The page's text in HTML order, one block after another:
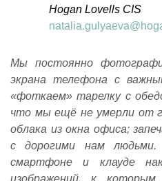
Hogan Lovells CIS
Мы постоянно
экрана телефона с
«фоткаем» тарелку с
что мы ещё не умерли от
облака из окна офиса;
с дорогими нам
смартфоне и клауде
изображений, к